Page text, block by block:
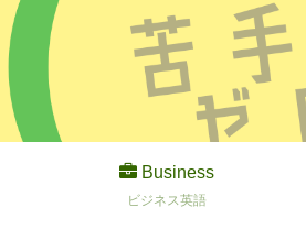
Business
ビジネス英語